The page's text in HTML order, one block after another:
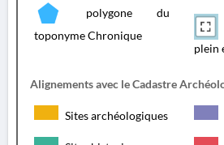
polygone du
toponyme Chronique
plein
Alignements avec le Cadastre
Sites archéologiques